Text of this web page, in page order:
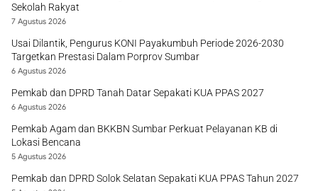
Sekolah Rakyat
7 Agustus 2026
Usai Dilantik, Pengurus KONI Payakumbuh Periode 2026-2030
Targetkan Prestasi Dalam Porprov Sumbar
6 Agustus 2026
Pemkab dan DPRD Tanah Datar Sepakati KUA PPAS 2027
6 Agustus 2026
Pemkab Agam dan BKKBN Sumbar Perkuat Pelayanan KB di
Lokasi Bencana
5 Agustus 2026
Pemkab dan DPRD Solok Selatan Sepakati KUA PPAS Tahun 2027